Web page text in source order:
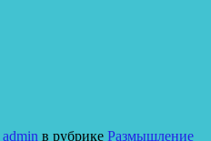
admin в рубрике Размышление